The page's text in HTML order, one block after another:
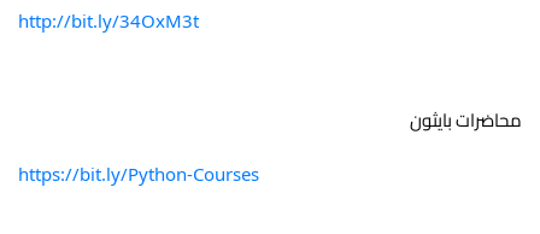
http://bit.ly/34OxM3t
محاضرات بايثون
https://bit.ly/Python-Courses